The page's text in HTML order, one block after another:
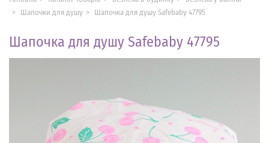
Шапочки для душу
Шапочка для душу Safebaby 47795
Шапочка для душу Safebaby 47795